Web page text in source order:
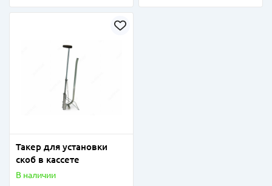
Такер для установки
скоб в кассете
В наличии